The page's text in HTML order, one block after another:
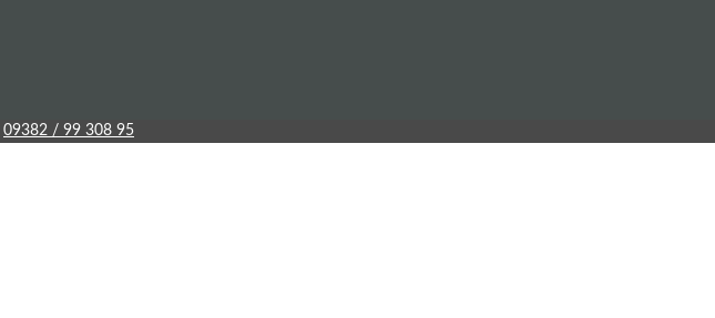
09382 / 99 308 95